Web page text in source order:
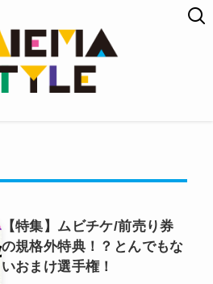
【特集】ムビチケ/前売り券
の規格外特典！？とんでもな
いおまけ選手権！